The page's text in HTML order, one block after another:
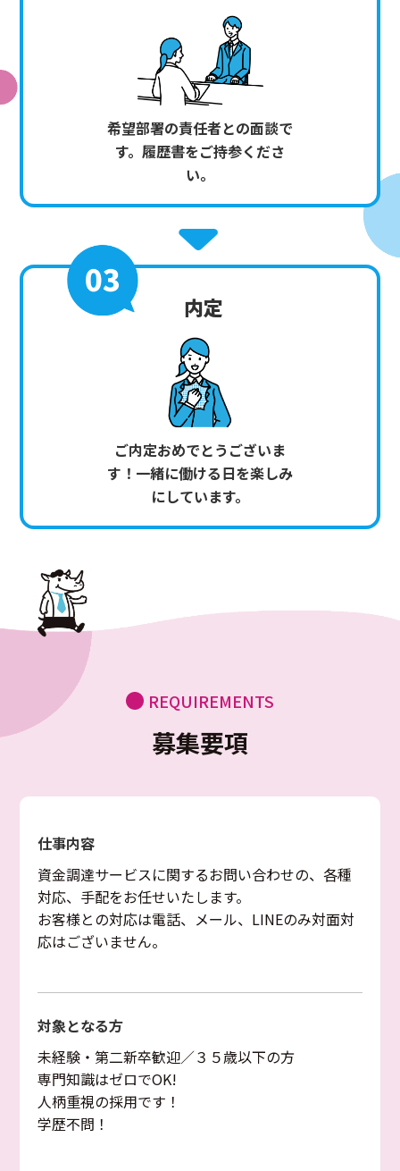
希望部署の責任者との面談で
す。履歴書をご持参くださ
い。
内定
ご内定おめでとうございま
す！一緒に働ける日を楽しみ
にしています。
REQUIREMENTS
募集要項
仕事内容
資金調達サービスに関するお問い合わせの、各種
対応、手配をお任せいたします。
お客様との対応は電話、メール、LINEのみ対面対
応はございません。
対象となる方
未経験・第二新卒歓迎／３５歳以下の方
専門知識はゼロでOK!
人柄重視の採用です！
学歴不問！